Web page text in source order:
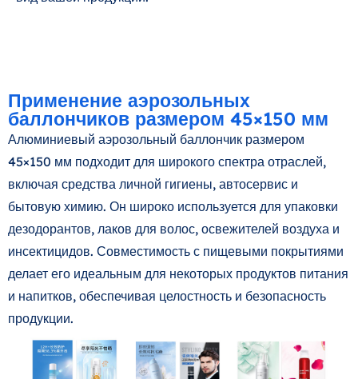
Применение аэрозольных
баллончиков размером 45×150 мм
Алюминиевый аэрозольный баллончик размером
45×150 мм подходит для широкого спектра отраслей,
включая средства личной гигиены, автосервис и
бытовую химию. Он широко используется для упаковки
дезодорантов, лаков для волос, освежителей воздуха и
инсектицидов. Совместимость с пищевыми покрытиями
делает его идеальным для некоторых продуктов питания
и напитков, обеспечивая целостность и безопасность
продукции.